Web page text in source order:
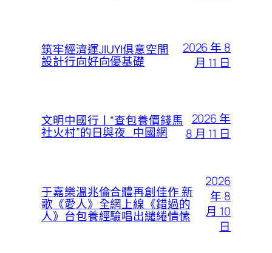
筑牢經濟運JIUYI俱意空間
設計行向好向優基礎
2026 年 8
月 11 日
文明中國行丨“查包養價錢馬
社火村”的日與夜_中國網
2026 年
8 月 11 日
于嘉樂溫兆倫合體再創佳作 新
歌《愛人》全網上線《錯過的
人》台包養經驗唱出繾綣情愫
2026
年 8
月 10
日